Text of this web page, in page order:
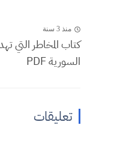
منذ 3 سنة
كتاب المخاطر التي
السورية PDF
تعليقات